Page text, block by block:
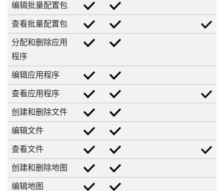
编辑批量配置包
查看批量配置包
分配和删除应用
程序
编辑应用程序
查看应用程序
创建和删除文件
编辑文件
查看文件
创建和删除地图
编辑地图